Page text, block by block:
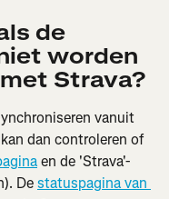
de
worden
Strava?
vanuit
dan controleren of
en de 'Strava'-
De statuspagina van